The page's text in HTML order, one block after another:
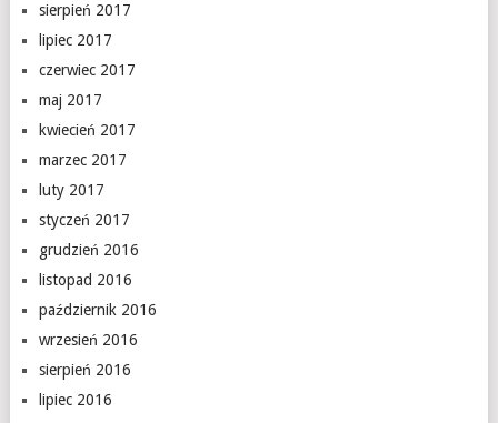
sierpień 2017
lipiec 2017
czerwiec 2017
maj 2017
kwiecień 2017
marzec 2017
luty 2017
styczeń 2017
grudzień 2016
listopad 2016
październik 2016
wrzesień 2016
sierpień 2016
lipiec 2016